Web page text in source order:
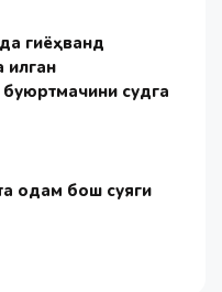
гиёҳванд
буюртмачини судга
одам бош суяги